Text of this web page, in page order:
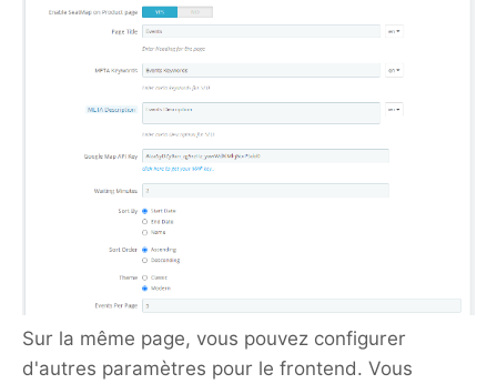
Sur la même page, vous pouvez configurer
d'autres paramètres pour le frontend. Vous